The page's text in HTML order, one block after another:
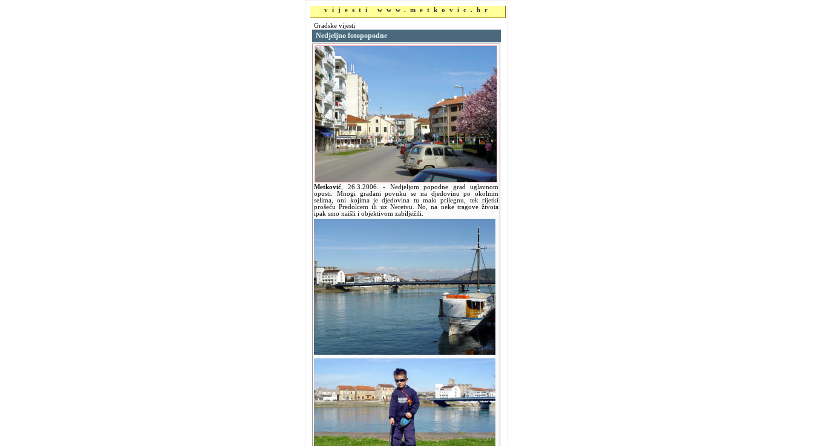
vijesti www.metkovic.hr
Gradske vijesti
Nedjeljno fotopopodne
Metković 26.3.2006. - Nedjeljom popodne grad uglavnom
opusti. Mnogi građani povuku se na djedovinu po okolnim
selima, oni kojima je djedovina tu malo prilegnu, tek rijetki
prošeću Predolcem ili uz Neretvu. No, na neke tragove života
ipak smo naišli i objektivom zabilježili.